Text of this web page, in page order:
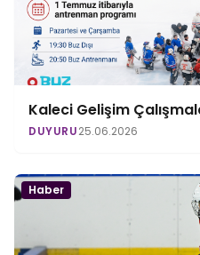
Kaleci Gelişim
DUYURU25.06.2026
Haber